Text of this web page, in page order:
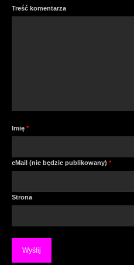
Treść komentarza
Imię *
eMail (nie będzie publikowany) *
Strona